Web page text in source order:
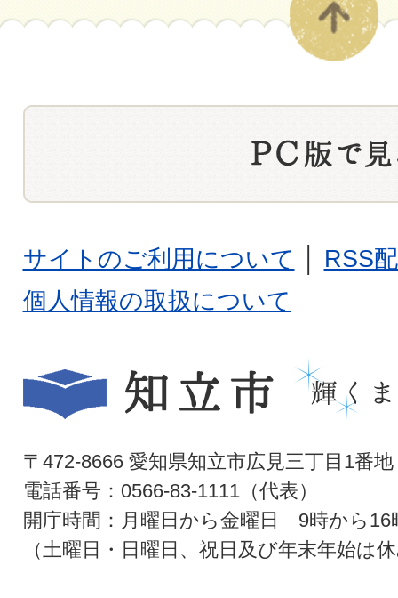
サイトのご利用について
RSS
個人情報の取扱について
〒472-8666 愛知県知立市広見三丁目1番地
電話番号：0566-83-1111（代表）
開庁時間：月曜日から金曜日 9時から16
（土曜日・日曜日、祝日及び年末年始は